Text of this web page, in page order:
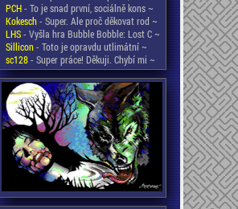
PCH- To je snad první, sociálně kons ~
Kokesch- Super. Ale proč děkovat rod ~
LHS- Vyšla hra Bubble Bobble: Lost C ~
Sillicon- Toto je opravdu utlimátní ~
sc128- Super práce! Děkuji. Chybí mi ~